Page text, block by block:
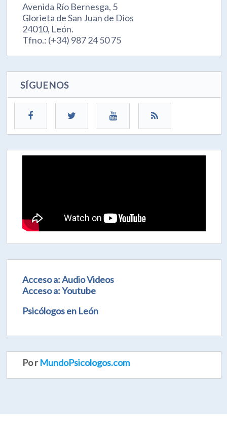
Avenida Río Bernesga, 5
Glorieta de San Juan de Dios
24010, León.
Tfno.: (+34) 987 24 50 75
SÍGUENOS
Acceso a: Audio Videos
Acceso a: Youtube
Psicólogos en León
Po rMundoPsicologos.com